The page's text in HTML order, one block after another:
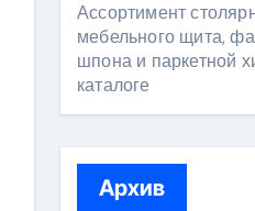
Ассортимент
мебельного щита,
шпона и паркетной
каталоге
Архив